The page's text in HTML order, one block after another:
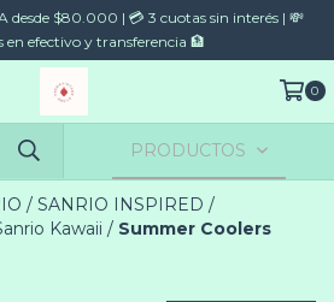
desde $80.000 | 💳 3 cuotas sin interés | 💸
en efectivo y transferencia 🏦
0
PRODUCTOS
/ SANRIO INSPIRED /
Kawaii / Summer Coolers